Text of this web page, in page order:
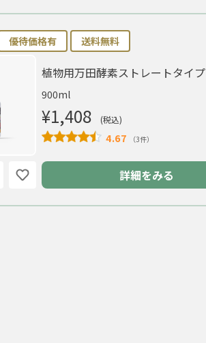
優待価格有 送料無料
植物用万田酵素ストレートタイプ
900ml
¥1,408 (税込)
4.67 （3件）
詳細をみる